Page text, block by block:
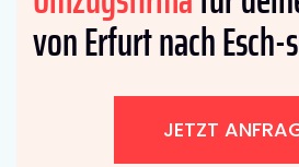
von Erfurt nach
JETZT